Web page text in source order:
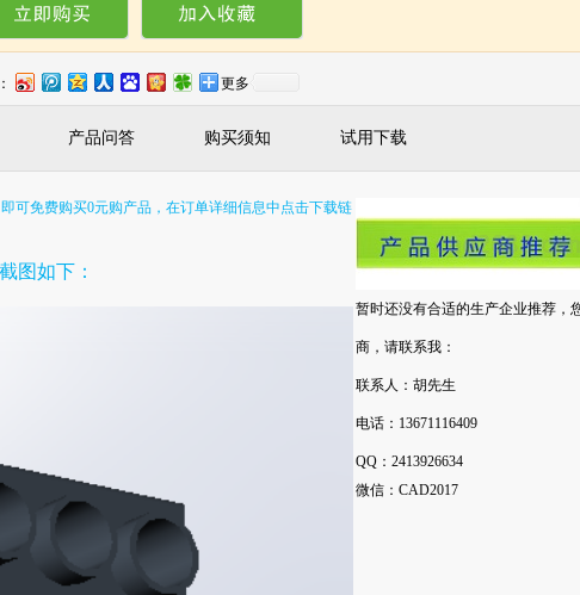
更多
产品问答 购买须知 试用下载
可免费购买0元购产品，在订单详细信息中点击下载链
图如下：
暂时还没有合适的生产企业推荐，
商，请联系我：
联系人：胡先生
电话： 13671116409
QQ ： 2413926634
微信： CAD2017